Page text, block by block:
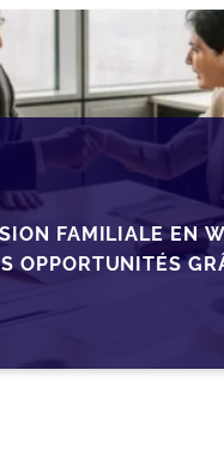
FAMILIALE EN
OPPORTUNITÉS
FISCAL